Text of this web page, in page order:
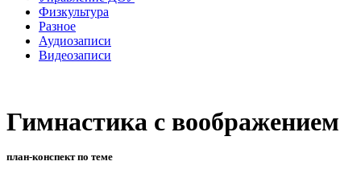
Физкультура
Разное
Аудиозаписи
Видеозаписи
Гимнастика с воображением
план-конспект по теме